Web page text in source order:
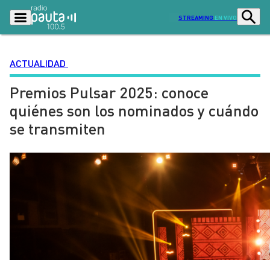
STREAMING EN VIVO
Podcasts
Lo Último Actualidad
Ciudad
Radio en vivo Sostenibilidad
Deportes
Entretención y Cultura Opinión
Señal 2
Contenido Patrocinado
ACTUALIDAD
Premios Pulsar 2025: conoce
quiénes son los nominados y cuándo
se transmiten